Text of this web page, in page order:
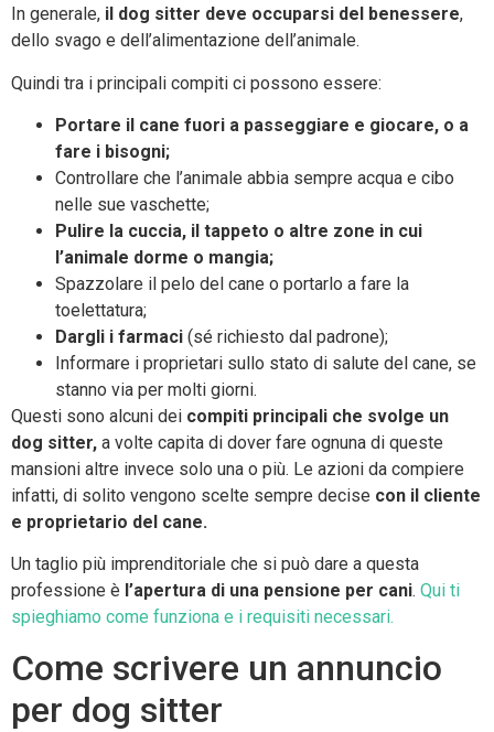
In generale, il dog sitter deve occuparsi del benessere,
dello svago e dell’alimentazione dell’animale.
Quindi tra i principali compiti ci possono essere:
Portare il cane fuori a passeggiare e giocare, o a
fare i bisogni;
Controllare che l’animale abbia sempre acqua e cibo
nelle sue vaschette;
Pulire la cuccia, il tappeto o altre zone in cui
l’animale dorme o mangia;
Spazzolare il pelo del cane o portarlo a fare la
toelettatura;
Dargli i farmaci (sé richiesto dal padrone);
Informare i proprietari sullo stato di salute del cane, se
stanno via per molti giorni.
Questi sono alcuni dei compiti principali che svolge un
dog sitter, a volte capita di dover fare ognuna di queste
mansioni altre invece solo una o più. Le azioni da compiere
infatti, di solito vengono scelte sempre decise con il cliente
e proprietario del cane.
Un taglio più imprenditoriale che si può dare a questa
professione è l’apertura di una pensione per cani. Qui ti
spieghiamo come funziona e i requisiti necessari.
Come scrivere un annuncio
per dog sitter